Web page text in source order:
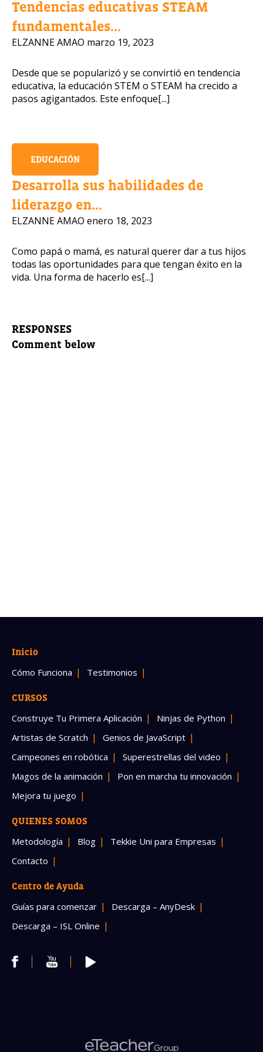
Tendencias educativas STEAM
fundamentales...
ELZANNE AMAO marzo 19, 2023
Desde que se popularizó y se convirtió en tendencia
educativa, la educación STEM o STEAM ha crecido a
pasos agigantados. Este enfoque[...]
EDUCACIÓN
Desarrolla sus habilidades de
liderazgo en...
ELZANNE AMAO enero 18, 2023
Como papá o mamá, es natural querer dar a tus hijos
todas las oportunidades para que tengan éxito en la
vida. Una forma de hacerlo es[...]
RESPONSES
Comment below
Inicio
Cómo Funciona Testimonios
CURSOS
Construye Tu Primera Aplicación
Ninjas de Python
Artistas de Scratch
Genios de JavaScript
Campeones en robótica
Superestrellas del video
Magos de la animación
Pon en marcha tu innovación
Mejora tu juego
QUIENES SOMOS
Metodología Blog
Tekkie Uni para Empresas
Contacto
Centro de Ayuda
Guías para comenzar
Descarga – AnyDesk
Descarga – ISL Online
Número de celular
Política de Privacidad